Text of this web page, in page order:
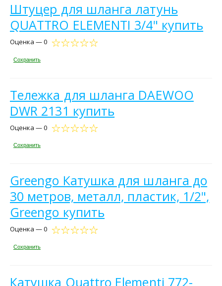
Штуцер для шланга латунь
QUATTRO ELEMENTI 3/4" купить
Оценка — 0
Сохранить
Тележка для шланга DAEWOO
DWR 2131 купить
Оценка — 0
Сохранить
Greengo Катушка для шланга до
30 метров, металл, пластик, 1/2",
Greengo купить
Оценка — 0
Сохранить
Катушка Quattro Elementi 772-